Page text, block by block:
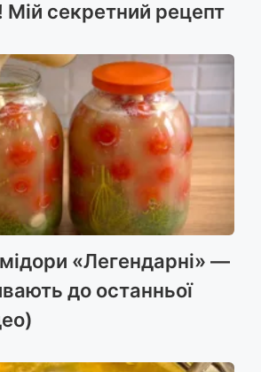
секретний рецепт
«Легендарні» —
до останньої